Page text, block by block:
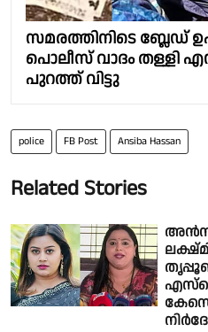
സമരത്തിനിടെ ബ്ലേഡ്
പൊലീസ് വാദം
പുറത്ത് വിട്ടു
police FB Post Ansiba Hassan
Related Stories